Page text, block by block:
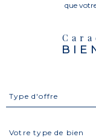
que
d'offre
Type d'offre
de
Votre type de bien